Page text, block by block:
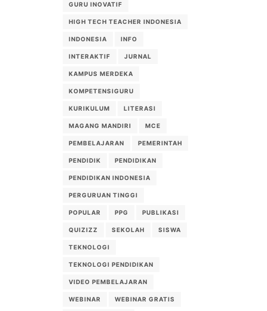
GURU INOVATIF
HIGH TECH TEACHER INDONESIA
INDONESIA INFO
INTERAKTIF JURNAL
KAMPUS MERDEKA
KOMPETENSIGURU
KURIKULUM LITERASI
MAGANG MANDIRI MCE
PEMBELAJARAN PEMERINTAH
PENDIDIK PENDIDIKAN
PENDIDIKAN INDONESIA
PERGURUAN TINGGI
POPULAR PPG PUBLIKASI
QUIZIZZ SEKOLAH SISWA
TEKNOLOGI
TEKNOLOGI PENDIDIKAN
VIDEO PEMBELAJARAN
WEBINAR WEBINAR GRATIS